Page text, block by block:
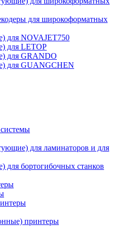
для широкоформатных
для NOVAJET750
для LETOP
для GRANDO
для GUANGCHEN
для ламинаторов и для
для бортогибочных станков
принтеры